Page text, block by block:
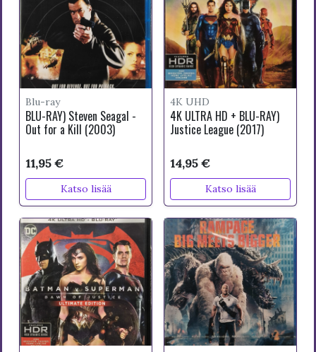
Blu-ray
BLU-RAY) Steven Seagal -
Out for a Kill (2003)
11,95 €
Katso lisää
4K UHD
4K ULTRA HD + BLU-RAY)
Justice League (2017)
14,95 €
Katso lisää